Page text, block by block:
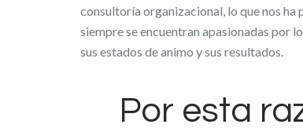
consultoría organizacional, lo que nos ha
siempre se encuentran apasionadas por
sus estados de animo y sus resultados.
Por esta